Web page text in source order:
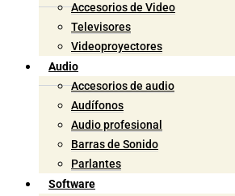
Accesorios de Video
Televisores
Videoproyectores
Audio
Accesorios de audio
Audífonos
Audio profesional
Barras de Sonido
Parlantes
Software